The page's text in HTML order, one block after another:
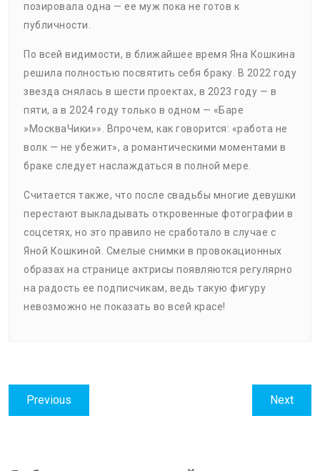
позировала одна — ее муж пока не готов к
публичности.
По всей видимости, в ближайшее время Яна Кошкина
решила полностью посвятить себя браку. В 2022 году
звезда снялась в шести проектах, в 2023 году — в
пяти, а в 2024 году только в одном — «Баре
»МоскваЧики»». Впрочем, как говорится: «работа не
волк — не убежит», а романтическими моментами в
браке следует наслаждаться в полной мере.
Считается также, что после свадьбы многие девушки
перестают выкладывать откровенные фотографии в
соцсетях, но это правило не сработало в случае с
Яной Кошкиной. Смелые снимки в провокационных
образах на странице актрисы появляются регулярно
на радость ее подписчикам, ведь такую фигуру
невозможно не показать во всей красе!
Навигация
по
Previous
post:
NextNext
post: